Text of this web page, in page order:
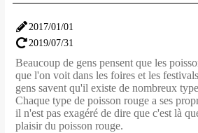
2017/01/01
2019/07/31
Beaucoup de gens pensent que les
que l'on voit dans les foires et les
gens savent qu'il existe de nombreux
Chaque type de poisson rouge a ses
il n'est pas exagéré de dire que c'est là
plaisir du poisson rouge.